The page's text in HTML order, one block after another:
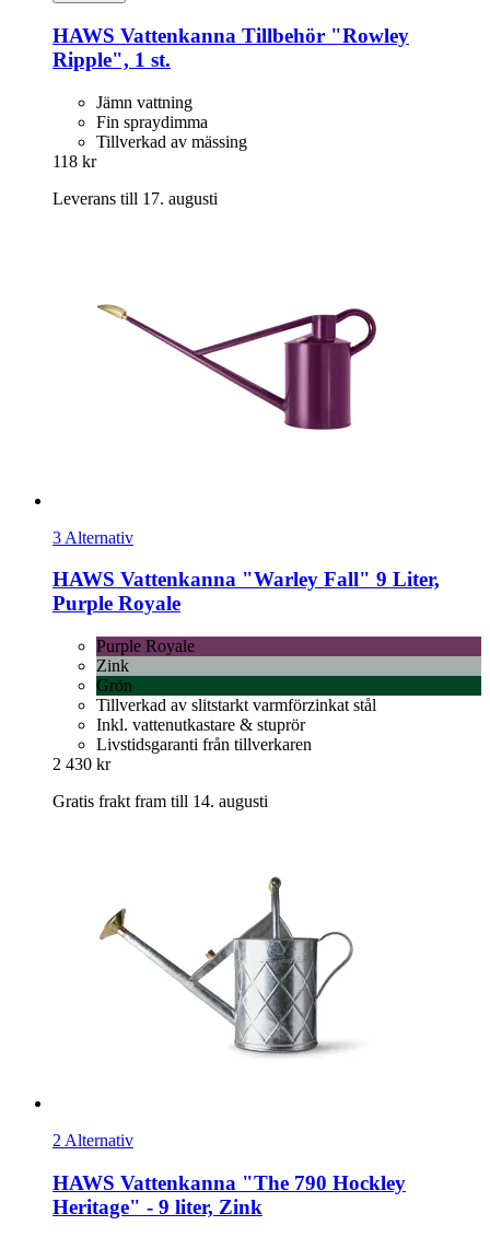
HAWS Vattenkanna Tillbehör "Rowley
Ripple", 1 st.
Jämn vattning
Fin spraydimma
Tillverkad av mässing
118 kr
Leverans till 17. augusti
3 Alternativ
HAWS Vattenkanna "Warley Fall" 9 Liter,
Purple Royale
Purple Royale
Zink
Grön
Tillverkad av slitstarkt varmförzinkat stål
Inkl. vattenutkastare & stuprör
Livstidsgaranti från tillverkaren
2 430 kr
Gratis frakt fram till 14. augusti
2 Alternativ
HAWS Vattenkanna "The 790 Hockley
Heritage" -​ 9 liter, Zink